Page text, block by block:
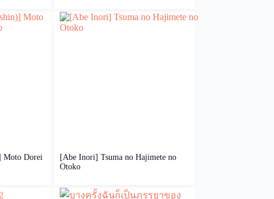
Moto Dorei
[Abe Inori] Tsuma no Hajimete no
Otoko